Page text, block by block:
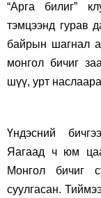
“Арга билиг”
тэмцээнд гурав
байрын шагнал
монгол бичиг
шүү, урт
Үндэсний
Яагаад ч юм
Монгол бичиг
суулгасан.